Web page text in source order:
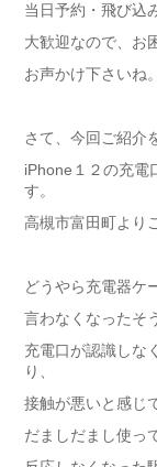
当日予約・飛び込
大歓迎なので、お
お声かけ下さいね。
さて、今回ご紹介
iPhone１２の充電
す。
高槻市富田町より
どうやら充電器ケ
言わなくなったそ
充電口が認識しな
り、
接触が悪いと感じ
だましだまし使っ